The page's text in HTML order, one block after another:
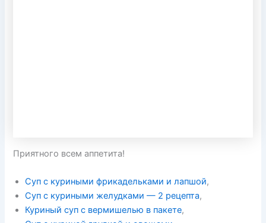
Приятного всем аппетита!
Суп с куриными фрикадельками и лапшой,
Суп с куриными желудками — 2 рецепта,
Куриный суп с вермишелью в пакете,